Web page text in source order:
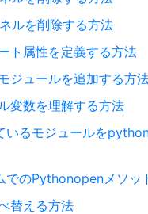
ルを削除する方法
ト属性を定義する方法
ジュールを追加する方
変数を理解する方法
いるモジュールを
でのPythonopenメソッ
替える方法